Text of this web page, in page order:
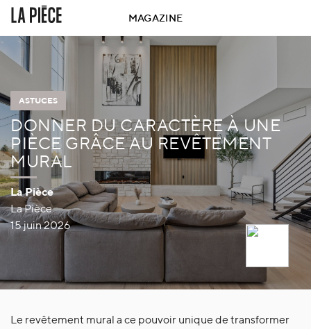
MAGAZINE
ASTUCES
DONNER DU CARACTÈRE À UNE
PIÈCE GRÂCE AU REVÊTEMENT
MURAL
La Pièce
La Pièce
15 juin 2026
Le revêtement mural a ce pouvoir unique de transformer